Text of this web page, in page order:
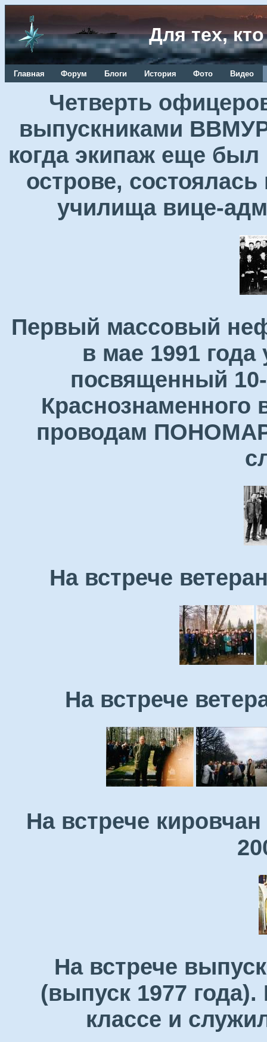
Для тех,
Главная Форум Блоги История Фото Видео
Четверть
выпускниками
когда экипаж еще был
острове,
училища вице-
Первый массовый
в мае 1991 года
посвященный
Краснознаменного
проводам
На встрече
На встрече
На встрече
На встрече
(выпуск 1977
классе и